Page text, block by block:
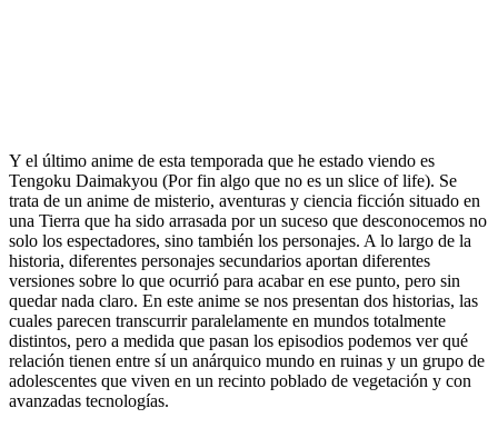
Y el último anime de esta temporada que he estado viendo es
Tengoku Daimakyou (Por fin algo que no es un slice of life). Se
trata de un anime de misterio, aventuras y ciencia ficción situado en
una Tierra que ha sido arrasada por un suceso que desconocemos no
solo los espectadores, sino también los personajes. A lo largo de la
historia, diferentes personajes secundarios aportan diferentes
versiones sobre lo que ocurrió para acabar en ese punto, pero sin
quedar nada claro. En este anime se nos presentan dos historias, las
cuales parecen transcurrir paralelamente en mundos totalmente
distintos, pero a medida que pasan los episodios podemos ver qué
relación tienen entre sí un anárquico mundo en ruinas y un grupo de
adolescentes que viven en un recinto poblado de vegetación y con
avanzadas tecnologías.